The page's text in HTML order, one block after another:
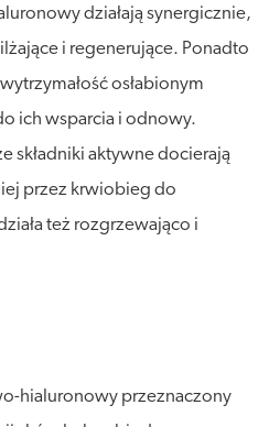
działają synergicznie,
i regenerujące. Ponadto
osłabionym
ich wsparcia i odnowy.
składniki aktywne docierają
przez krwiobieg do
też rozgrzewająco i
hialuronowy przeznaczony